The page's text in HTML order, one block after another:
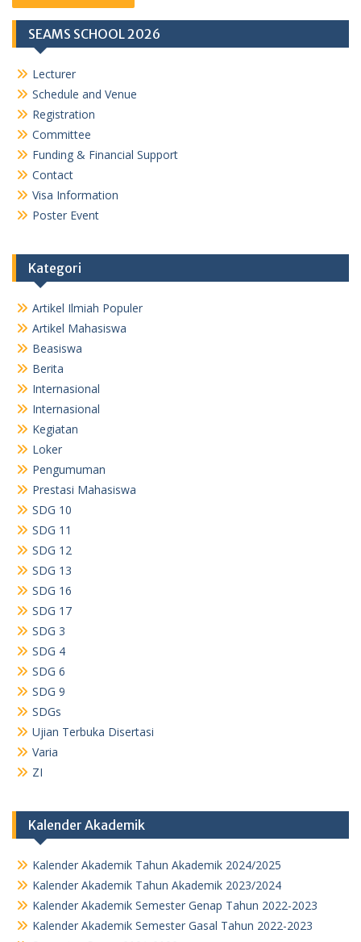
SEAMS SCHOOL 2026
Lecturer
Schedule and Venue
Registration
Committee
Funding & Financial Support
Contact
Visa Information
Poster Event
Kategori
Artikel Ilmiah Populer
Artikel Mahasiswa
Beasiswa
Berita
Internasional
Internasional
Kegiatan
Loker
Pengumuman
Prestasi Mahasiswa
SDG 10
SDG 11
SDG 12
SDG 13
SDG 16
SDG 17
SDG 3
SDG 4
SDG 6
SDG 9
SDGs
Ujian Terbuka Disertasi
Varia
ZI
Kalender Akademik
Kalender Akademik Tahun Akademik 2024/2025
Kalender Akademik Tahun Akademik 2023/2024
Kalender Akademik Semester Genap Tahun 2022-2023
Kalender Akademik Semester Gasal Tahun 2022-2023